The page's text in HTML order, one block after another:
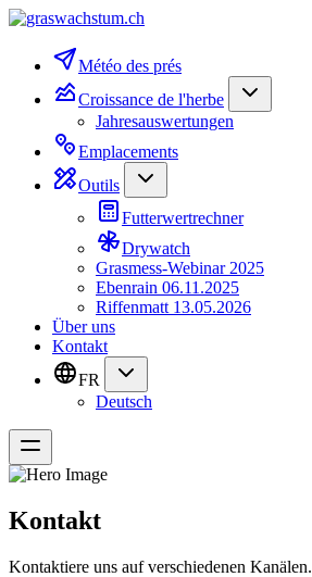
Météo des prés
Croissance de l'herbe
Jahresauswertungen
Emplacements
Outils
Futterwertrechner
Drywatch
Grasmess-Webinar 2025
Ebenrain 06.11.2025
Riffenmatt 13.05.2026
Über uns
Kontakt
FR
Deutsch
Kontakt
Kontaktiere uns auf verschiedenen Kanälen.